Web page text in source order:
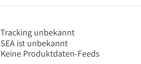
Tracking unbekannt
SEA ist unbekannt
Keine Produktdaten-Feeds